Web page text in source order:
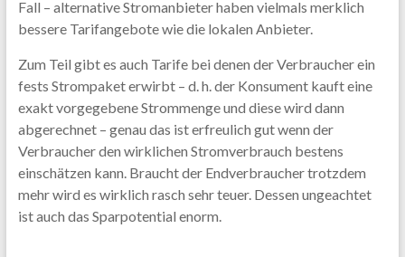
Fall – alternative Stromanbieter haben vielmals merklich
bessere Tarifangebote wie die lokalen Anbieter.
Zum Teil gibt es auch Tarife bei denen der Verbraucher ein
fests Strompaket erwirbt – d. h. der Konsument kauft eine
exakt vorgegebene Strommenge und diese wird dann
abgerechnet – genau das ist erfreulich gut wenn der
Verbraucher den wirklichen Stromverbrauch bestens
einschätzen kann. Braucht der Endverbraucher trotzdem
mehr wird es wirklich rasch sehr teuer. Dessen ungeachtet
ist auch das Sparpotential enorm.